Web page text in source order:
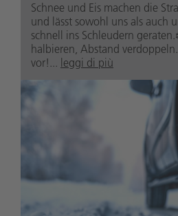
Schnee und Eis machen die
und lässt sowohl uns als auch
schnell ins Schleudern
halbieren, Abstand
vor!... leggi di più